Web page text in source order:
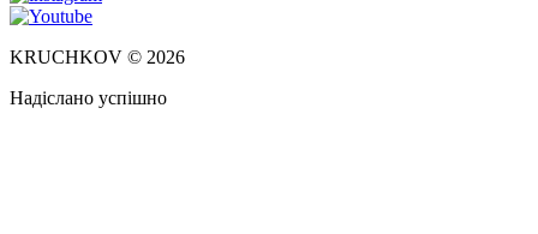
KRUCHKOV © 2026
Надіслано успішно